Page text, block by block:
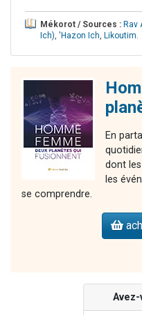
Mékorot / Sources : Rav
Ich), 'Hazon Ich, Likoutim.
En
dont
les
se comprendre.